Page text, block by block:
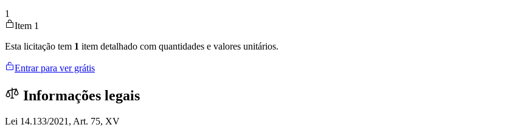
1
Item 1
Esta licitação tem 1 item detalhado com quantidades e valores unitários.
Entrar para ver grátis
Informações legais
Lei 14.133/2021, Art. 75, XV